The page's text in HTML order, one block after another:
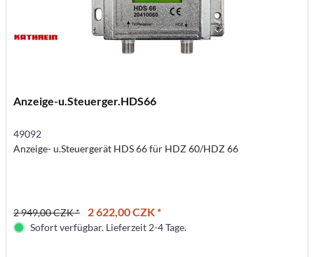
Anzeige-u.Steuerger.HDS66
49092
Anzeige- u.Steuergerät HDS 66 für HDZ 60/HDZ 66
2 949,00 CZK * 2 622,00 CZK *
Sofort verfügbar. Lieferzeit 2-4 Tage.